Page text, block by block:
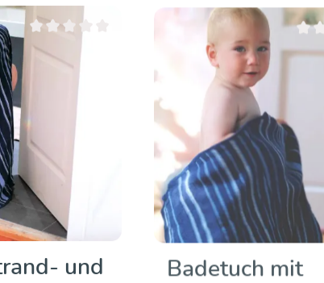
Durchschnittliche Bewertung von 0 von 5 Sternen
und
Badetuch mit